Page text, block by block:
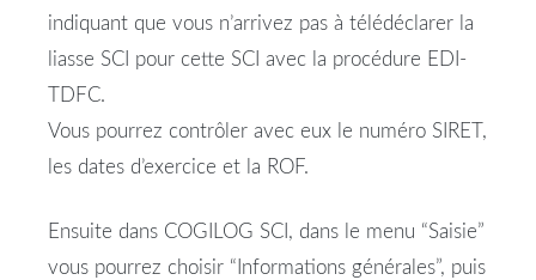
indiquant que vous n’arrivez pas à télédéclarer la
liasse SCI pour cette SCI avec la procédure EDI-
TDFC.
Vous pourrez contrôler avec eux le numéro SIRET,
les dates d’exercice et la ROF.
Ensuite dans COGILOG SCI, dans le menu “Saisie”
vous pourrez choisir “Informations générales”, puis